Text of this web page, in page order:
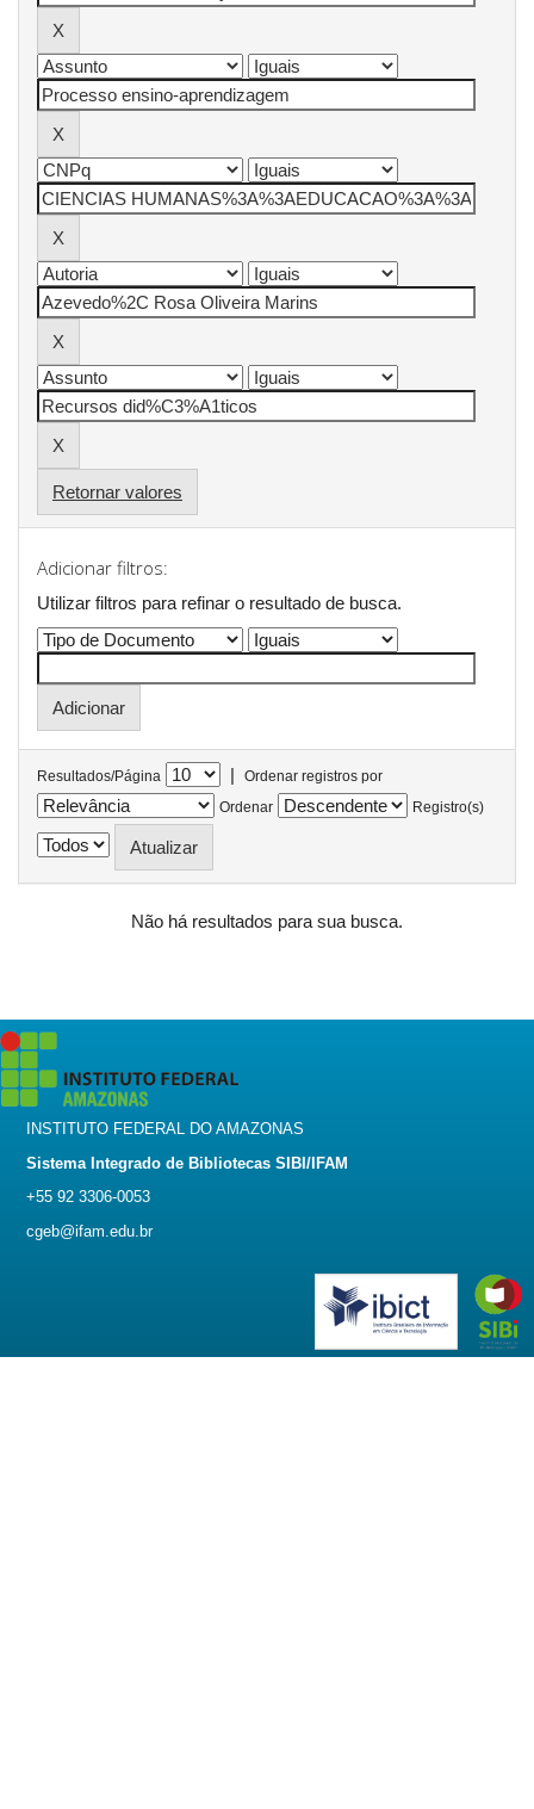
Retornar valores
Adicionar filtros:
Utilizar filtros para refinar o resultado de busca.
Resultados/Página |
Ordenar registros por
Ordenar
Registro(s)
Não há resultados para sua busca.
INSTITUTO FEDERAL DO AMAZONAS
Sistema Integrado de Bibliotecas SIBI/IFAM
+55 92 3306-0053
cgeb@ifam.edu.br